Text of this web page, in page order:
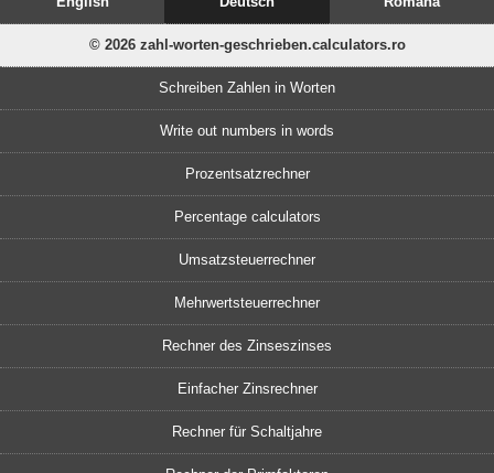
© 2026 zahl-worten-geschrieben.calculators.ro
Schreiben Zahlen in Worten
Write out numbers in words
Prozentsatzrechner
Percentage calculators
Umsatzsteuerrechner
Mehrwertsteuerrechner
Rechner des Zinseszinses
Einfacher Zinsrechner
Rechner für Schaltjahre